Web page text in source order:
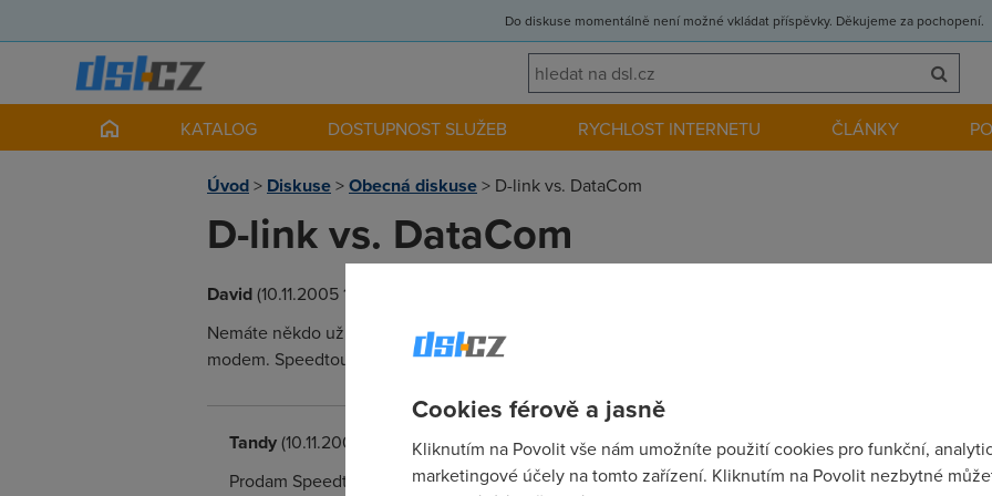
Do diskuse momentálně není možné vkládat příspěvky. Děkujeme za pochopení.
KATALOG DOSTUPNOST SLUŽEB RYCHLOST INTERNETU ČLÁNKY
Úvod> Diskuse>Obecná diskuse> D-link vs. DataCom
D-link vs. DataCom
David(10.11.2005 19:28:23)
Nemáte někdo už zkušenost s těmito ethernetovými modemy v nové nabídce, oba za cca 1.100 Kč?
modem. Speedtouch jsem propásnul. Díky!
Tandy(10.11.2005 20:17:00)
Prodam Speedtouch 510i 1portový + 5portový switch + WiFi AP MSI vse za 1000kc
Cookies férově a jasně
Kliknutím na Povolit vše nám umožníte použití cookies pro funkční,
marketingové účely na tomto zařízení. Kliknutím na Povolit nezbytné